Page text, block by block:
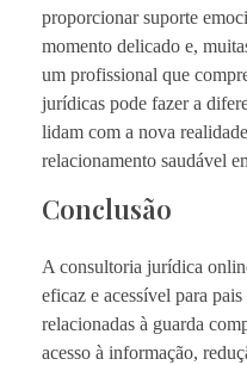
proporcionar suporte
momento delicado e,
um profissional que
jurídicas pode fazer a
lidam com a nova
relacionamento saudável
Conclusão
A consultoria jurídica
eficaz e acessível para
relacionadas à guarda
acesso à informação,